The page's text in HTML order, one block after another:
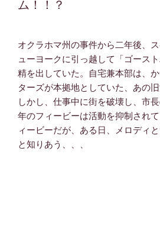
ム！！？
オクラホマ州の事件から二年後、
ューヨークに引っ越して「ゴース
精を出していた。自宅兼本部は、
ターズが本拠地としていた、あの旧
しかし、仕事中に街を破壊し、市
年のフィービーは活動を抑制され
ィービーだが、ある日、メロディ
と知りあう、、、